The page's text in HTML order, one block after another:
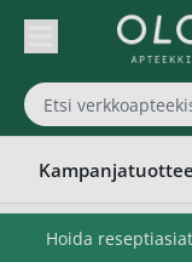
Skip to Content
Hoida